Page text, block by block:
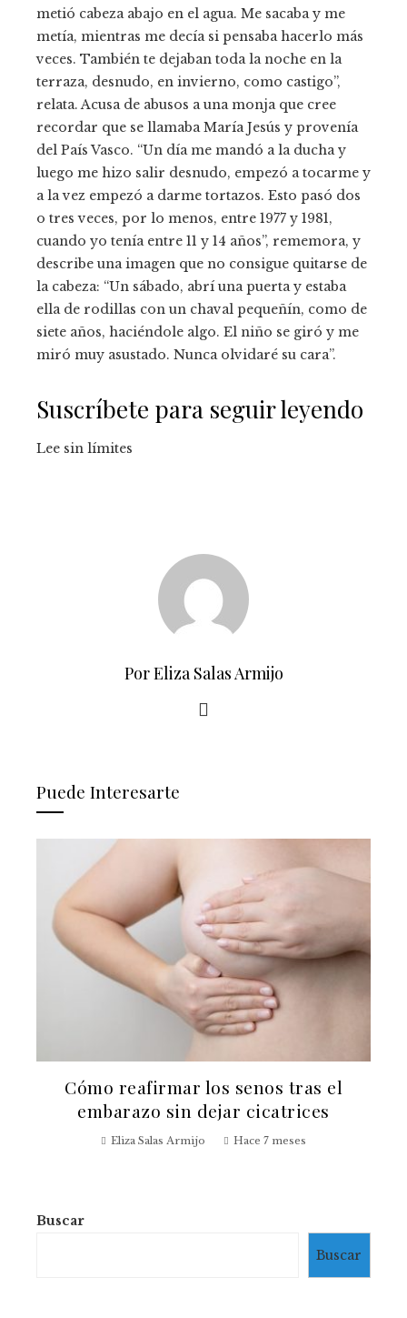
metió cabeza abajo en el agua. Me sacaba y me
metía, mientras me decía si pensaba hacerlo más
veces. También te dejaban toda la noche en la
terraza, desnudo, en invierno, como castigo”,
relata. Acusa de abusos a una monja que cree
recordar que se llamaba María Jesús y provenía
del País Vasco. “Un día me mandó a la ducha y
luego me hizo salir desnudo, empezó a tocarme y
a la vez empezó a darme tortazos. Esto pasó dos
o tres veces, por lo menos, entre 1977 y 1981,
cuando yo tenía entre 11 y 14 años”, rememora, y
describe una imagen que no consigue quitarse de
la cabeza: “Un sábado, abrí una puerta y estaba
ella de rodillas con un chaval pequeñín, como de
siete años, haciéndole algo. El niño se giró y me
miró muy asustado. Nunca olvidaré su cara”.
Suscríbete para seguir leyendo
Lee sin límites
Por Eliza Salas Armijo
Puede Interesarte
Cómo reafirmar los senos tras el
embarazo sin dejar cicatrices
Eliza Salas Armijo Hace 7 meses
Buscar
Buscar